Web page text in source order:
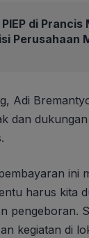
di
Perusahaan
Adi
dan
ini
harus kita
pengeboran.
kegiatan di